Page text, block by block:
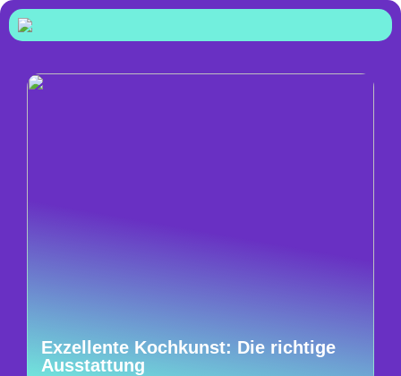
Exzellente Kochkunst: Die richtige
Ausstattung